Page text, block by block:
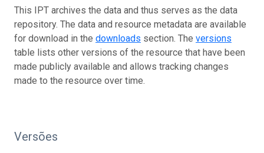
This IPT archives the data and thus serves as the data
repository. The data and resource metadata are available
for download in the downloads section. The versions
table lists other versions of the resource that have been
made publicly available and allows tracking changes
made to the resource over time.
Versões